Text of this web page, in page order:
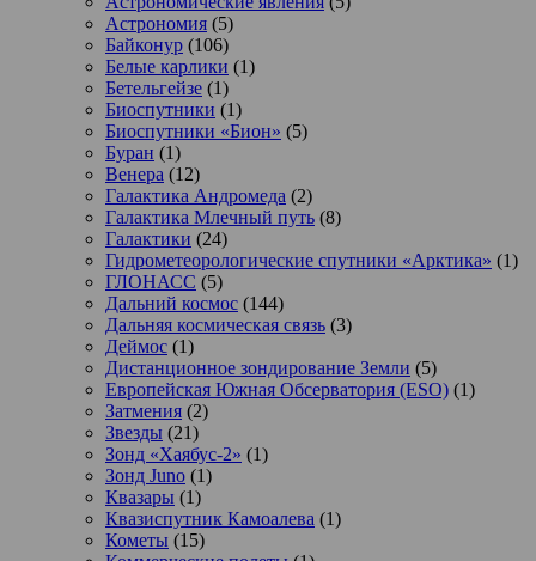
Астрономия (5)
Байконур (106)
Белые карлики (1)
Бетельгейзе (1)
Биоспутники (1)
Биоспутники «Бион» (5)
Буран (1)
Венера (12)
Галактика Андромеда (2)
Галактика Млечный путь (8)
Галактики (24)
Гидрометеорологические спутники «Арктика» (1)
ГЛОНАСС (5)
Дальний космос (144)
Дальняя космическая связь (3)
Деймос (1)
Дистанционное зондирование Земли (5)
Европейская Южная Обсерватория (ESO) (1)
Затмения (2)
Звезды (21)
Зонд «Хаябус-2» (1)
Зонд Juno (1)
Квазары (1)
Квазиспутник Камоалева (1)
Кометы (15)